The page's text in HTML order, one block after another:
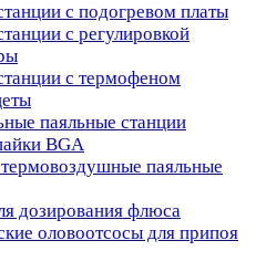
с подогревом платы
с регулировкой
с термофеном
паяльные станции
BGA
паяльные
дозирования флюса
оловоотсосы для припоя